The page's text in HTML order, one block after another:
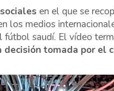
en el que se
los medios
saudí. El vídeo
decisión tomada por el